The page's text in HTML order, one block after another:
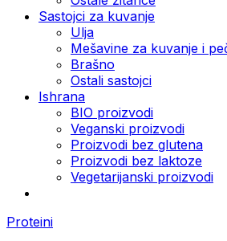
Sastojci za kuvanje
Ulja
Mešavine za kuvanje i
Brašno
Ostali sastojci
Ishrana
BIO proizvodi
Veganski proizvodi
Proizvodi bez glutena
Proizvodi bez laktoze
Vegetarijanski proizvodi
Proteini